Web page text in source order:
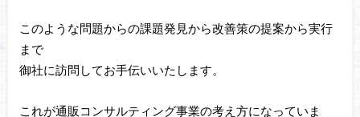
このような問題からの課題発見から改善策の提案から実行
まで
御社に訪問してお手伝いいたします。
これが通販コンサルティング事業の考え方になっていま